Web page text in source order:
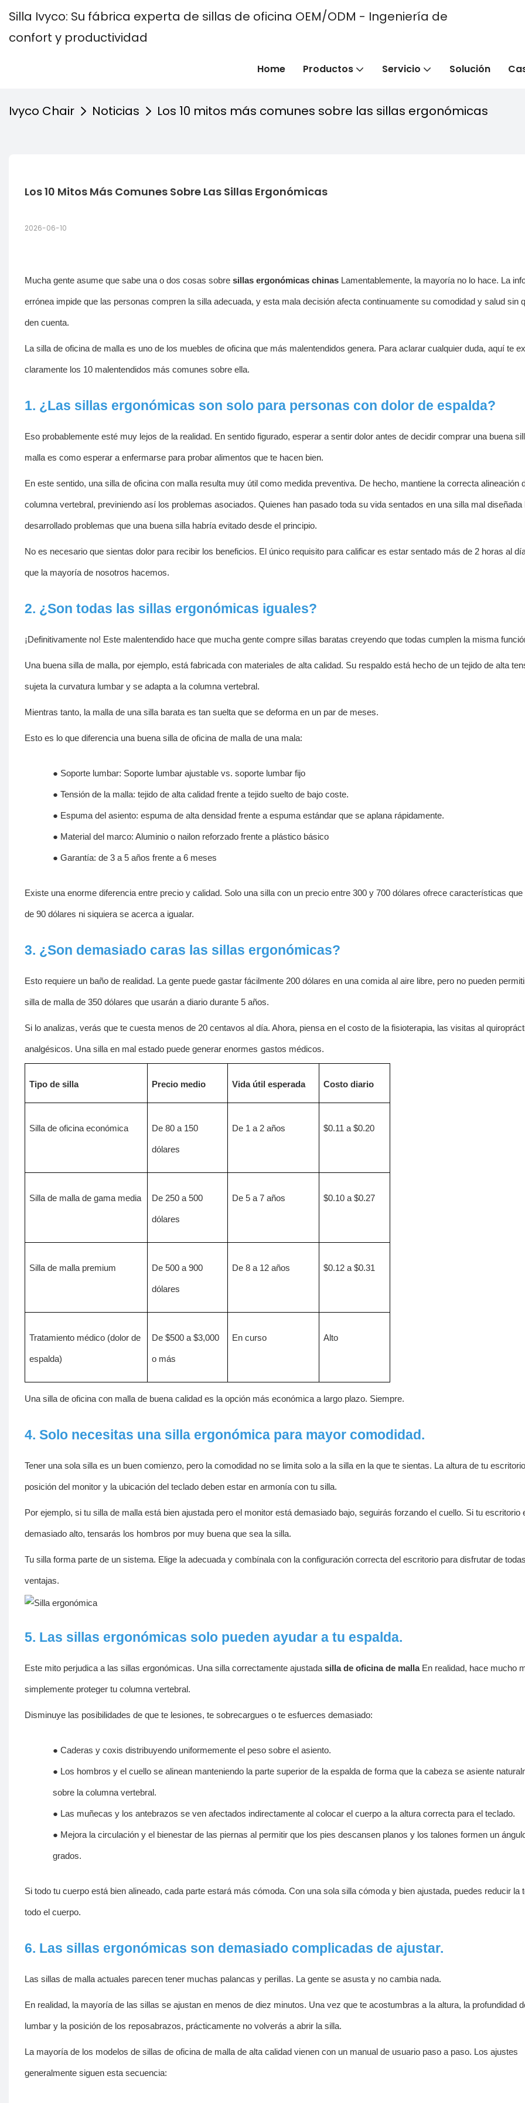
Silla Ivyco: Su fábrica experta de sillas de oficina OEM/ODM - Ingeniería de
confort y productividad
Home Productos Servicio Solución
Ivyco Chair Noticias Los 10 mitos más comunes sobre las sillas ergonómicas
Los 10 Mitos Más Comunes Sobre Las Sillas Ergonómicas
2026-06-10
Mucha gente asume que sabe una o dos cosas sobre sillas ergonómicas chinasLamentablemente, la mayoría no lo hace. La
errónea impide que las personas compren la silla adecuada, y esta mala decisión afecta continuamente su comodidad y salud sin
den cuenta.
La silla de oficina de malla es uno de los muebles de oficina que más malentendidos genera. Para aclarar cualquier duda, aquí te
claramente los 10 malentendidos más comunes sobre ella.
1. ¿Las sillas ergonómicas son solo para personas con dolor de espalda?
Eso probablemente esté muy lejos de la realidad. En sentido figurado, esperar a sentir dolor antes de decidir comprar una buena
malla es como esperar a enfermarse para probar alimentos que te hacen bien.
En este sentido, una silla de oficina con malla resulta muy útil como medida preventiva. De hecho, mantiene la correcta alineación
columna vertebral, previniendo así los problemas asociados. Quienes han pasado toda su vida sentados en una silla mal diseñada
desarrollado problemas que una buena silla habría evitado desde el principio.
No es necesario que sientas dolor para recibir los beneficios. El único requisito para calificar es estar sentado más de 2 horas al
que la mayoría de nosotros hacemos.
2. ¿Son todas las sillas ergonómicas iguales?
¡Definitivamente no! Este malentendido hace que mucha gente compre sillas baratas creyendo que todas cumplen la misma
Una buena silla de malla, por ejemplo, está fabricada con materiales de alta calidad. Su respaldo está hecho de un tejido de alta
sujeta la curvatura lumbar y se adapta a la columna vertebral.
Mientras tanto, la malla de una silla barata es tan suelta que se deforma en un par de meses.
Esto es lo que diferencia una buena silla de oficina de malla de una mala:
● Soporte lumbar: Soporte lumbar ajustable vs. soporte lumbar fijo
● Tensión de la malla: tejido de alta calidad frente a tejido suelto de bajo coste.
● Espuma del asiento: espuma de alta densidad frente a espuma estándar que se aplana rápidamente.
● Material del marco: Aluminio o nailon reforzado frente a plástico básico
● Garantía: de 3 a 5 años frente a 6 meses
Existe una enorme diferencia entre precio y calidad. Solo una silla con un precio entre 300 y 700 dólares ofrece características que
de 90 dólares ni siquiera se acerca a igualar.
3. ¿Son demasiado caras las sillas ergonómicas?
Esto requiere un baño de realidad. La gente puede gastar fácilmente 200 dólares en una comida al aire libre, pero no pueden
silla de malla de 350 dólares que usarán a diario durante 5 años.
Si lo analizas, verás que te cuesta menos de 20 centavos al día. Ahora, piensa en el costo de la fisioterapia, las visitas al
analgésicos. Una silla en mal estado puede generar enormes gastos médicos.
Tipo de silla Precio medio Vida útil esperada Costo diario
Silla de oficina económica De 80 a 150
dólares
De 1 a 2 años $0.11 a $0.20
Silla de malla de gama media De 250 a 500
dólares
De 5 a 7 años $0.10 a $0.27
Silla de malla premium De 500 a 900
dólares
De 8 a 12 años $0.12 a $0.31
Tratamiento médico (dolor de
espalda)
De $500 a $3,000
o más
En curso Alto
Una silla de oficina con malla de buena calidad es la opción más económica a largo plazo. Siempre.
4. Solo necesitas una silla ergonómica para mayor comodidad.
Tener una sola silla es un buen comienzo, pero la comodidad no se limita solo a la silla en la que te sientas. La altura de tu
posición del monitor y la ubicación del teclado deben estar en armonía con tu silla.
Por ejemplo, si tu silla de malla está bien ajustada pero el monitor está demasiado bajo, seguirás forzando el cuello. Si tu escritorio
demasiado alto, tensarás los hombros por muy buena que sea la silla.
Tu silla forma parte de un sistema. Elige la adecuada y combínala con la configuración correcta del escritorio para disfrutar de
ventajas.
5. Las sillas ergonómicas solo pueden ayudar a tu espalda.
Este mito perjudica a las sillas ergonómicas. Una silla correctamente ajustada silla de oficina de mallaEn realidad, hace mucho
simplemente proteger tu columna vertebral.
Disminuye las posibilidades de que te lesiones, te sobrecargues o te esfuerces demasiado:
● Caderas y coxis distribuyendo uniformemente el peso sobre el asiento.
● Los hombros y el cuello se alinean manteniendo la parte superior de la espalda de forma que la cabeza se asiente
sobre la columna vertebral.
● Las muñecas y los antebrazos se ven afectados indirectamente al colocar el cuerpo a la altura correcta para el teclado.
● Mejora la circulación y el bienestar de las piernas al permitir que los pies descansen planos y los talones formen un
grados.
Si todo tu cuerpo está bien alineado, cada parte estará más cómoda. Con una sola silla cómoda y bien ajustada, puedes reducir la
todo el cuerpo.
6. Las sillas ergonómicas son demasiado complicadas de ajustar.
Las sillas de malla actuales parecen tener muchas palancas y perillas. La gente se asusta y no cambia nada.
En realidad, la mayoría de las sillas se ajustan en menos de diez minutos. Una vez que te acostumbras a la altura, la profundidad
lumbar y la posición de los reposabrazos, prácticamente no volverás a abrir la silla.
La mayoría de los modelos de sillas de oficina de malla de alta calidad vienen con un manual de usuario paso a paso. Los ajustes
generalmente siguen esta secuencia: